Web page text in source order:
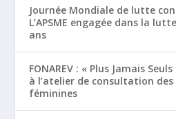
Journée Mondiale de lutte
L’APSME engagée dans la
ans
FONAREV : « Plus Jamais
à l’atelier de consultation
féminines